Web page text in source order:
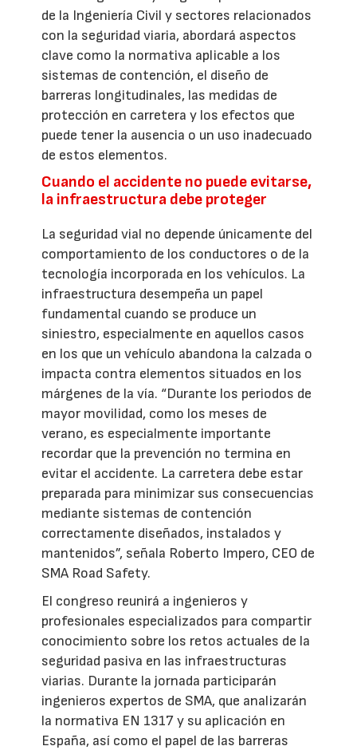
de la Ingeniería Civil y sectores relacionados
con la seguridad viaria, abordará aspectos
clave como la normativa aplicable a los
sistemas de contención, el diseño de
barreras longitudinales, las medidas de
protección en carretera y los efectos que
puede tener la ausencia o un uso inadecuado
de estos elementos.
Cuando el accidente no puede evitarse,
la infraestructura debe proteger
La seguridad vial no depende únicamente del
comportamiento de los conductores o de la
tecnología incorporada en los vehículos. La
infraestructura desempeña un papel
fundamental cuando se produce un
siniestro, especialmente en aquellos casos
en los que un vehículo abandona la calzada o
impacta contra elementos situados en los
márgenes de la vía. “Durante los periodos de
mayor movilidad, como los meses de
verano, es especialmente importante
recordar que la prevención no termina en
evitar el accidente. La carretera debe estar
preparada para minimizar sus consecuencias
mediante sistemas de contención
correctamente diseñados, instalados y
mantenidos”, señala Roberto Impero, CEO de
SMA Road Safety.
El congreso reunirá a ingenieros y
profesionales especializados para compartir
conocimiento sobre los retos actuales de la
seguridad pasiva en las infraestructuras
viarias. Durante la jornada participarán
ingenieros expertos de SMA, que analizarán
la normativa EN 1317 y su aplicación en
España, así como el papel de las barreras